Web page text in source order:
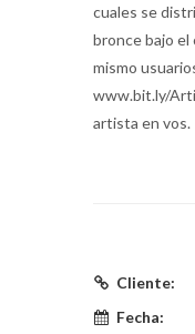
cuales se
bronce bajo
mismo
www.bit.ly/
artista en vos.
Cliente:
Fecha: